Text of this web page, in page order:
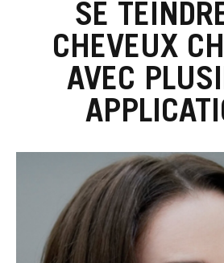
SE
CHEVEUX
AVEC